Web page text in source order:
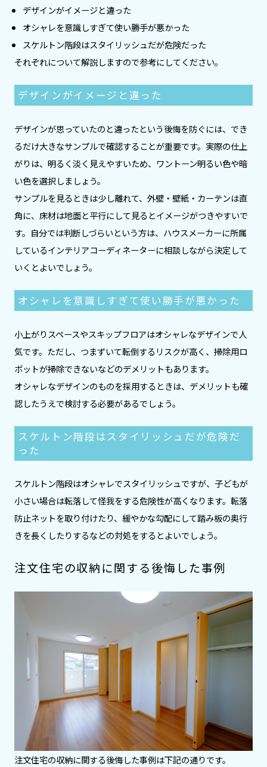
デザインがイメージと違った
オシャレを意識しすぎて使い勝手が悪かった
スケルトン階段はスタイリッシュだが危険だった
それぞれについて解説しますので参考にしてください。
デザインがイメージと違った
デザインが思っていたのと違ったという後悔を防ぐには、でき
るだけ大きなサンプルで確認することが重要です。実際の仕上
がりは、明るく淡く見えやすいため、ワントーン明るい色や暗
い色を選択しましょう。
サンプルを見るときは少し離れて、外壁・壁紙・カーテンは直
角に、床材は地面と平行にして見るとイメージがつきやすいで
す。自分では判断しづらいという方は、ハウスメーカーに所属
しているインテリアコーディネーターに相談しながら決定して
いくとよいでしょう。
オシャレを意識しすぎて使い勝手が悪かった
小上がりスペースやスキップフロアはオシャレなデザインで人
気です。ただし、つまずいて転倒するリスクが高く、掃除用ロ
ボットが掃除できないなどのデメリットもあります。
オシャレなデザインのものを採用するときは、デメリットも確
認したうえで検討する必要があるでしょう。
スケルトン階段はスタイリッシュだが危険だ
った
スケルトン階段はオシャレでスタイリッシュですが、子どもが
小さい場合は転落して怪我をする危険性が高くなります。転落
防止ネットを取り付けたり、緩やかな勾配にして踏み板の奥行
きを長くしたりするなどの対処をするとよいでしょう。
注文住宅の収納に関する後悔した事例
注文住宅の収納に関する後悔した事例は下記の通りです。